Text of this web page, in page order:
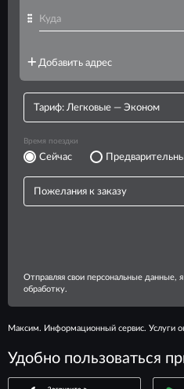
Максим. Информационный сервис. Услуги
Удобно пользоваться